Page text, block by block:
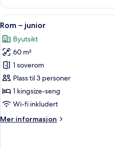
–
deluxe
Åpne
alle
bildene
av
Rom
–
junior
9
Rom – junior
Byutsikt
60 m²
1 soverom
Plass til 3 personer
1 kingsize-seng
Wi-fi inkludert
Mer informasjon
Mer